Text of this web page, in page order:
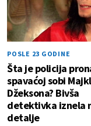
POSLE 23 GODINE
Šta je policija
spavaćoj sobi
Džeksona? Bivša
detektivka iznela
detalje